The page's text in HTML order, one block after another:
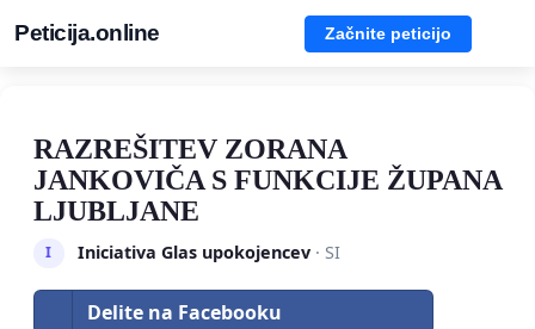
Peticija.online Začnite peticijo
RAZREŠITEV ZORANA
JANKOVIČA S FUNKCIJE ŽUPANA
LJUBLJANE
I Iniciativa Glas upokojencev· SI
Delite na Facebooku